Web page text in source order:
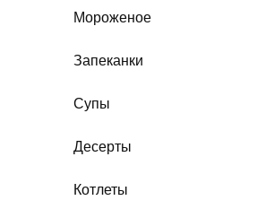
Мороженое
Запеканки
Супы
Десерты
Котлеты